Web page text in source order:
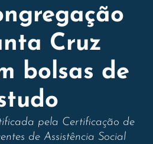
Cruz
bolsas de
pela Certificação de
de Assistência Social